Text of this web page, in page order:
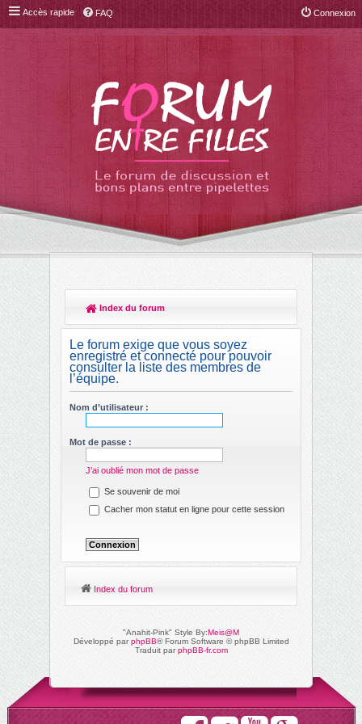
Accès rapide FAQ Connexion
Index du forum
ec
Le forum exige que vous soyez
enregistré et connecté pour pouvoir
consulter la liste des membres de
l’équipe.
Nom d’utilisateur :
Mot de passe :
J’ai oublié mon mot de passe
Se souvenir de moi
Cacher mon statut en ligne pour cette session
Index du forum
"Anahit-Pink" Style By:Meis@M
Développé parphpBB® Forum Software © phpBB Limited
Traduit parphpBB-fr.com